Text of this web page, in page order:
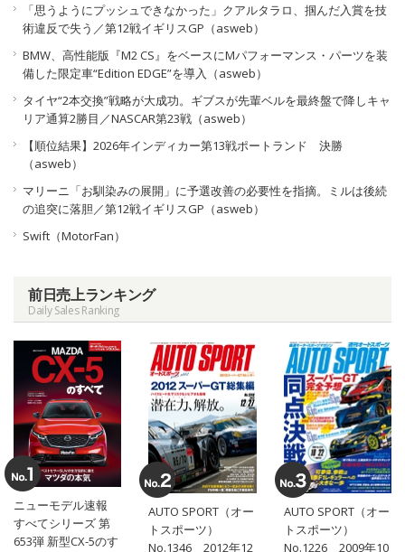
「思うようにプッシュできなかった」クアルタラロ、掴んだ入賞を技
術違反で失う／第12戦イギリスGP（asweb）
BMW、高性能版『M2 CS』をベースにMパフォーマンス・パーツを装
備した限定車“Edition EDGE”を導入（asweb）
タイヤ“2本交換”戦略が大成功。ギブスが先輩ベルを最終盤で降しキャ
リア通算2勝目／NASCAR第23戦（asweb）
【順位結果】2026年インディカー第13戦ポートランド 決勝
（asweb）
マリーニ「お馴染みの展開」に予選改善の必要性を指摘。ミルは後続
の追突に落胆／第12戦イギリスGP（asweb）
Swift（MotorFan）
前日売上ランキング
Daily Sales Ranking
ニューモデル速報
すべてシリーズ 第
653弾 新型CX-5のす
AUTO SPORT（オー
トスポーツ）
No.1346 2012年12
AUTO SPORT（オー
トスポーツ）
No.1226 2009年10